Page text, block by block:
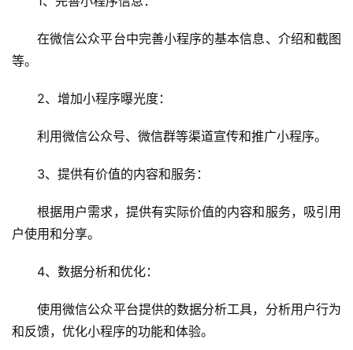
器
教
D
N
在微信公众平台中完善小程序的基本信息、介绍和截图
等。
2、增加小程序曝光度：
利用微信公众号、微信群等渠道宣传和推广小程序。
3、提供有价值的内容和服务：
根据用户需求，提供有实际价值的内容和服务，吸引用
户使用和分享。
4、数据分析和优化：
使用微信公众平台提供的数据分析工具，分析用户行为
和反馈，优化小程序的功能和体验。